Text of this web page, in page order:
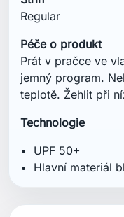
Regular
Péče o produkt
Prát v pračce ve
jemný program.
teplotě. Žehlit při
Technologie
UPF 50+
Hlavní materiál